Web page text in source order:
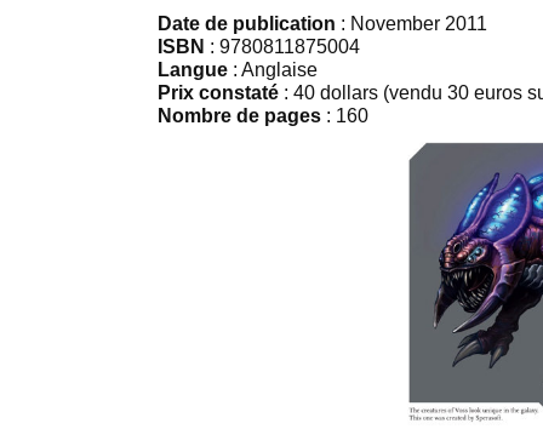
Date de publication : November 2011
ISBN : 9780811875004
Langue : Anglaise
Prix constaté : 40 dollars (vendu 30 euros
Nombre de pages : 160